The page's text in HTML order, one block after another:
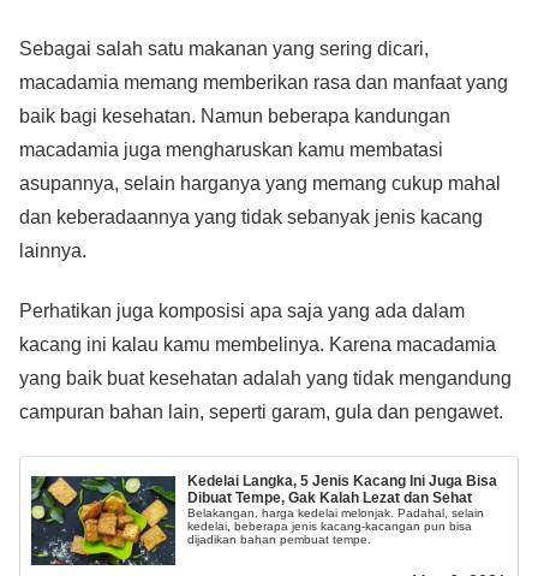
Sebagai salah satu makanan yang sering dicari,
macadamia memang memberikan rasa dan manfaat yang
baik bagi kesehatan. Namun beberapa kandungan
macadamia juga mengharuskan kamu membatasi
asupannya, selain harganya yang memang cukup mahal
dan keberadaannya yang tidak sebanyak jenis kacang
lainnya.
Perhatikan juga komposisi apa saja yang ada dalam
kacang ini kalau kamu membelinya. Karena macadamia
yang baik buat kesehatan adalah yang tidak mengandung
campuran bahan lain, seperti garam, gula dan pengawet.
Kedelai Langka, 5 Jenis Kacang Ini Juga Bisa
Dibuat Tempe, Gak Kalah Lezat dan Sehat
Belakangan, harga kedelai melonjak. Padahal, selain
kedelai, beberapa jenis kacang-kacangan pun bisa
dijadikan bahan pembuat tempe.